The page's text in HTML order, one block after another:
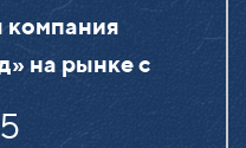
на рынке c